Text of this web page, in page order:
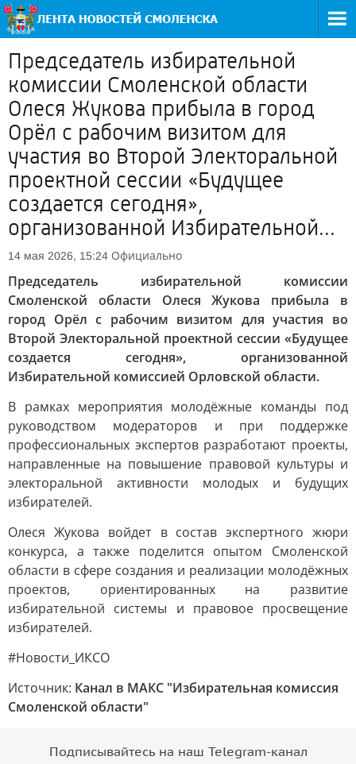
Председатель избирательной
комиссии Смоленской области
Олеся Жукова прибыла в город
Орёл с рабочим визитом для
участия во Второй Электоральной
проектной сессии «Будущее
создается сегодня»,
организованной Избирательной...
14 мая 2026, 15:24 Официально
Председатель избирательной комиссии
Смоленской области Олеся Жукова прибыла в
город Орёл с рабочим визитом для участия во
Второй Электоральной проектной сессии «Будущее
создается сегодня», организованной
Избирательной комиссией Орловской области.
В рамках мероприятия молодёжные команды под
руководством модераторов и при поддержке
профессиональных экспертов разработают проекты,
направленные на повышение правовой культуры и
электоральной активности молодых и будущих
избирателей.
Олеся Жукова войдет в состав экспертного жюри
конкурса, а также поделится опытом Смоленской
области в сфере создания и реализации молодёжных
проектов, ориентированных на развитие
избирательной системы и правовое просвещение
избирателей.
#Новости_ИКСО
Источник: Канал в МАКС "Избирательная комиссия
Смоленской области"
Подписывайтесь на наш Telegram-канал